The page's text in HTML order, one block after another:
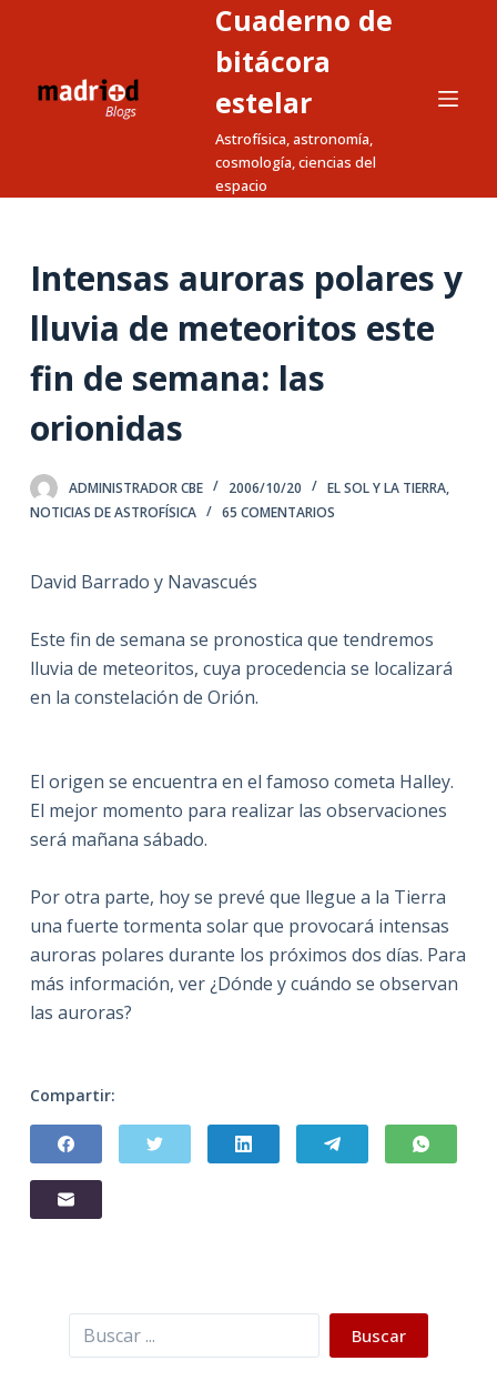
a
n
e
o
Cuaderno de
bitácora
estelar
Astrofísica, astronomía,
cosmología, ciencias del
espacio
Intensas auroras polares y
lluvia de meteoritos este
fin de semana: las
orionidas
ADMINISTRADOR CBE 2006/10/20 EL SOL Y LA TIERRA,
NOTICIAS DE ASTROFÍSICA
65 COMENTARIOS
David Barrado y Navascués
Este fin de semana se pronostica que tendremos
lluvia de meteoritos, cuya procedencia se localizará
en la constelación de Orión.
El origen se encuentra en el famoso cometa Halley.
El mejor momento para realizar las observaciones
será mañana sábado.
Por otra parte, hoy se prevé que llegue a la Tierra
una fuerte tormenta solar que provocará intensas
auroras polares durante los próximos dos días. Para
más información, ver ¿Dónde y cuándo se observan
las auroras?
Compartir:
Buscar Buscar